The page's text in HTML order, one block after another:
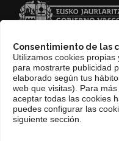
Consentimiento de las
Utilizamos cookies
para mostrarte publicidad
elaborado según tus
web que visitas). Para
aceptar todas las cookies
puedes configurar las
siguiente sección.
WEB